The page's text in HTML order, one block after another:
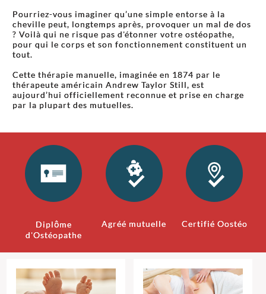
Pourriez-vous imaginer qu’une simple entorse à la
cheville peut, longtemps après, provoquer un mal de dos
? Voilà qui ne risque pas d'étonner votre ostéopathe,
pour qui le corps et son fonctionnement constituent un
tout.
Cette thérapie manuelle, imaginée en 1874 par le
thérapeute américain Andrew Taylor Still, est
aujourd’hui officiellement reconnue et prise en charge
par la plupart des mutuelles.
Diplôme
d'Ostéopathe
Agréé mutuelle Certifié Oostéo